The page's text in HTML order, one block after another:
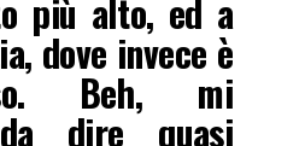
più alto, ed a
dove invece è
Beh, mi
dire quasi